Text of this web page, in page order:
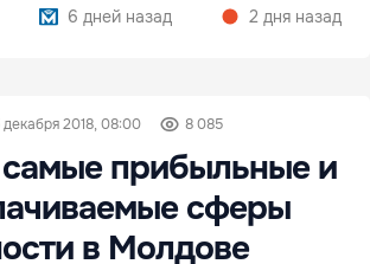
6 дней назад
2 дня назад
декабря 2018, 08:00 8 085
прибыльные и
сферы
в Молдове